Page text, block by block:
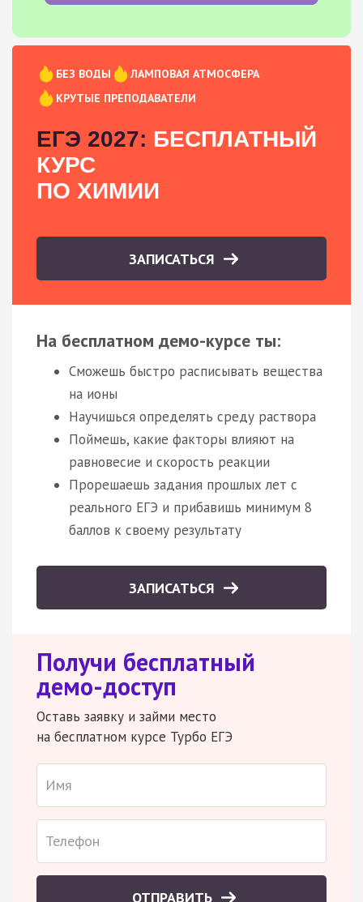
БЕЗ ВОДЫ
ЛАМПОВАЯ АТМОСФЕРА
КРУТЫЕ ПРЕПОДАВАТЕЛИ
ЕГЭ 2027: БЕСПЛАТНЫЙ
КУРС
ПО ХИМИИ
ЗАПИСАТЬСЯ
На бесплатном демо-курсе ты:
Сможешь быстро расписывать вещества
на ионы
Научишься определять среду раствора
Поймешь, какие факторы влияют на
равновесие и скорость реакции
Прорешаешь задания прошлых лет с
реального ЕГЭ и прибавишь минимум 8
баллов к своему результату
ЗАПИСАТЬСЯ
Получи бесплатный
демо-доступ
Оставь заявку и займи место
на бесплатном курсе Турбо ЕГЭ
ОТПРАВИТЬ